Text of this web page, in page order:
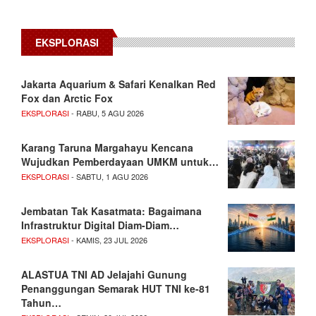
EKSPLORASI
Jakarta Aquarium & Safari Kenalkan Red
Fox dan Arctic Fox
EKSPLORASI- RABU, 5 AGU 2026
Karang Taruna Margahayu Kencana
Wujudkan Pemberdayaan UMKM untuk…
EKSPLORASI- SABTU, 1 AGU 2026
Jembatan Tak Kasatmata: Bagaimana
Infrastruktur Digital Diam-Diam…
EKSPLORASI- KAMIS, 23 JUL 2026
ALASTUA TNI AD Jelajahi Gunung
Penanggungan Semarak HUT TNI ke-81
Tahun…